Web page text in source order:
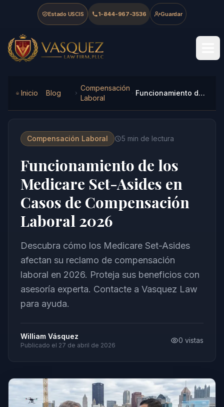
Skip to main content
Skip to navigation
Skip to footer
Estado USCIS 1-844-967-3536 Guardar
Vasquez Law Firm - Home
Inicio Blog
Compensación
Laboral
Funcionamiento de los Medicare Set-Asides en Casos de Compensación Laboral 2026
Compensación Laboral 5 min de lectura
Funcionamiento de los
Medicare Set-Asides en
Casos de Compensación
Laboral 2026
Descubra cómo los Medicare Set-Asides
afectan su reclamo de compensación
laboral en 2026. Proteja sus beneficios con
asesoría experta. Contacte a Vasquez Law
para ayuda.
William Vásquez
Publicado el 27 de abril de 2026
0 vistas